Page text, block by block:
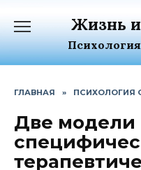
содержанию
Жизнь
ГЛАВНАЯ » ПСИХОЛОГИЯ
Две модели